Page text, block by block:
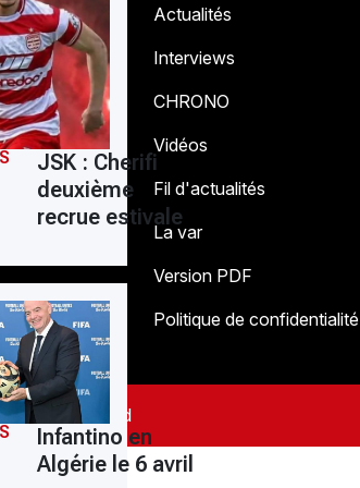
JSK : Cherifi
deuxième
recrue estivale
Infantino en
Algérie le 6 avril
Actualités
Interviews
CHRONO
Vidéos
Fil d'actualités
La var
Version PDF
Politique de confidentialité
Right Reserved